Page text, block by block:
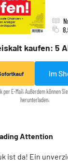
kaufen: 5
Im
per E-Mail. Außerdem können
herunterladen.
Attention
ist da! Ein